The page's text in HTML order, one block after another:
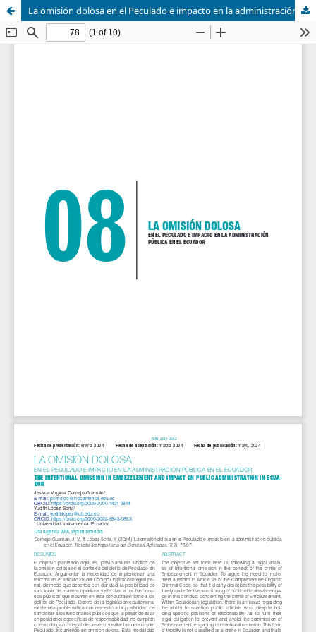
La omisión dolosa en el Peculado e impacto en la administración pública en el Ecuador